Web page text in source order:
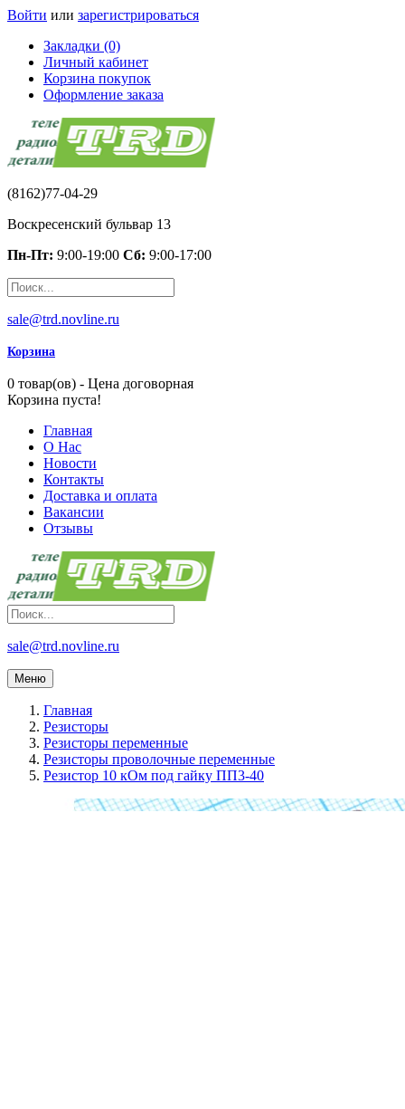
Войти или зарегистрироваться
Закладки (0)
Личный кабинет
Корзина покупок
Оформление заказа
(8162)77-04-29
Воскресенский бульвар 13
Пн-Пт: 9:00-19:00 Сб: 9:00-17:00
sale@trd.novline.ru
Корзина
0 товар(ов) - Цена договорная
Корзина пуста!
Главная
О Нас
Новости
Контакты
Доставка и оплата
Вакансии
Отзывы
sale@trd.novline.ru
Меню
Главная
Резисторы
Резисторы переменные
Резисторы проволочные переменные
Резистор 10 кОм под гайку ПП3-40